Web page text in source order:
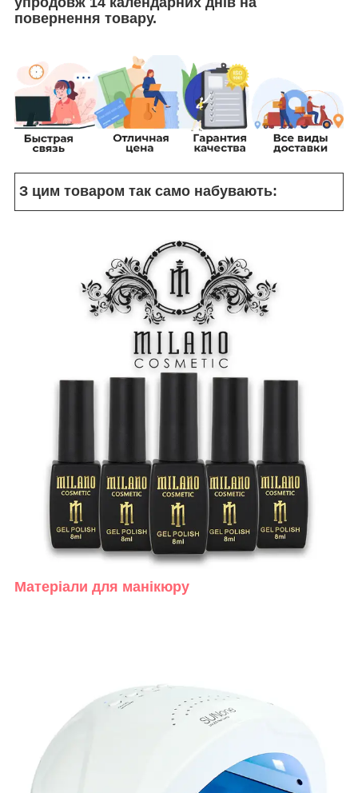
повернення товару.
З цим товаром так само набувають:
Матеріали для манікюру